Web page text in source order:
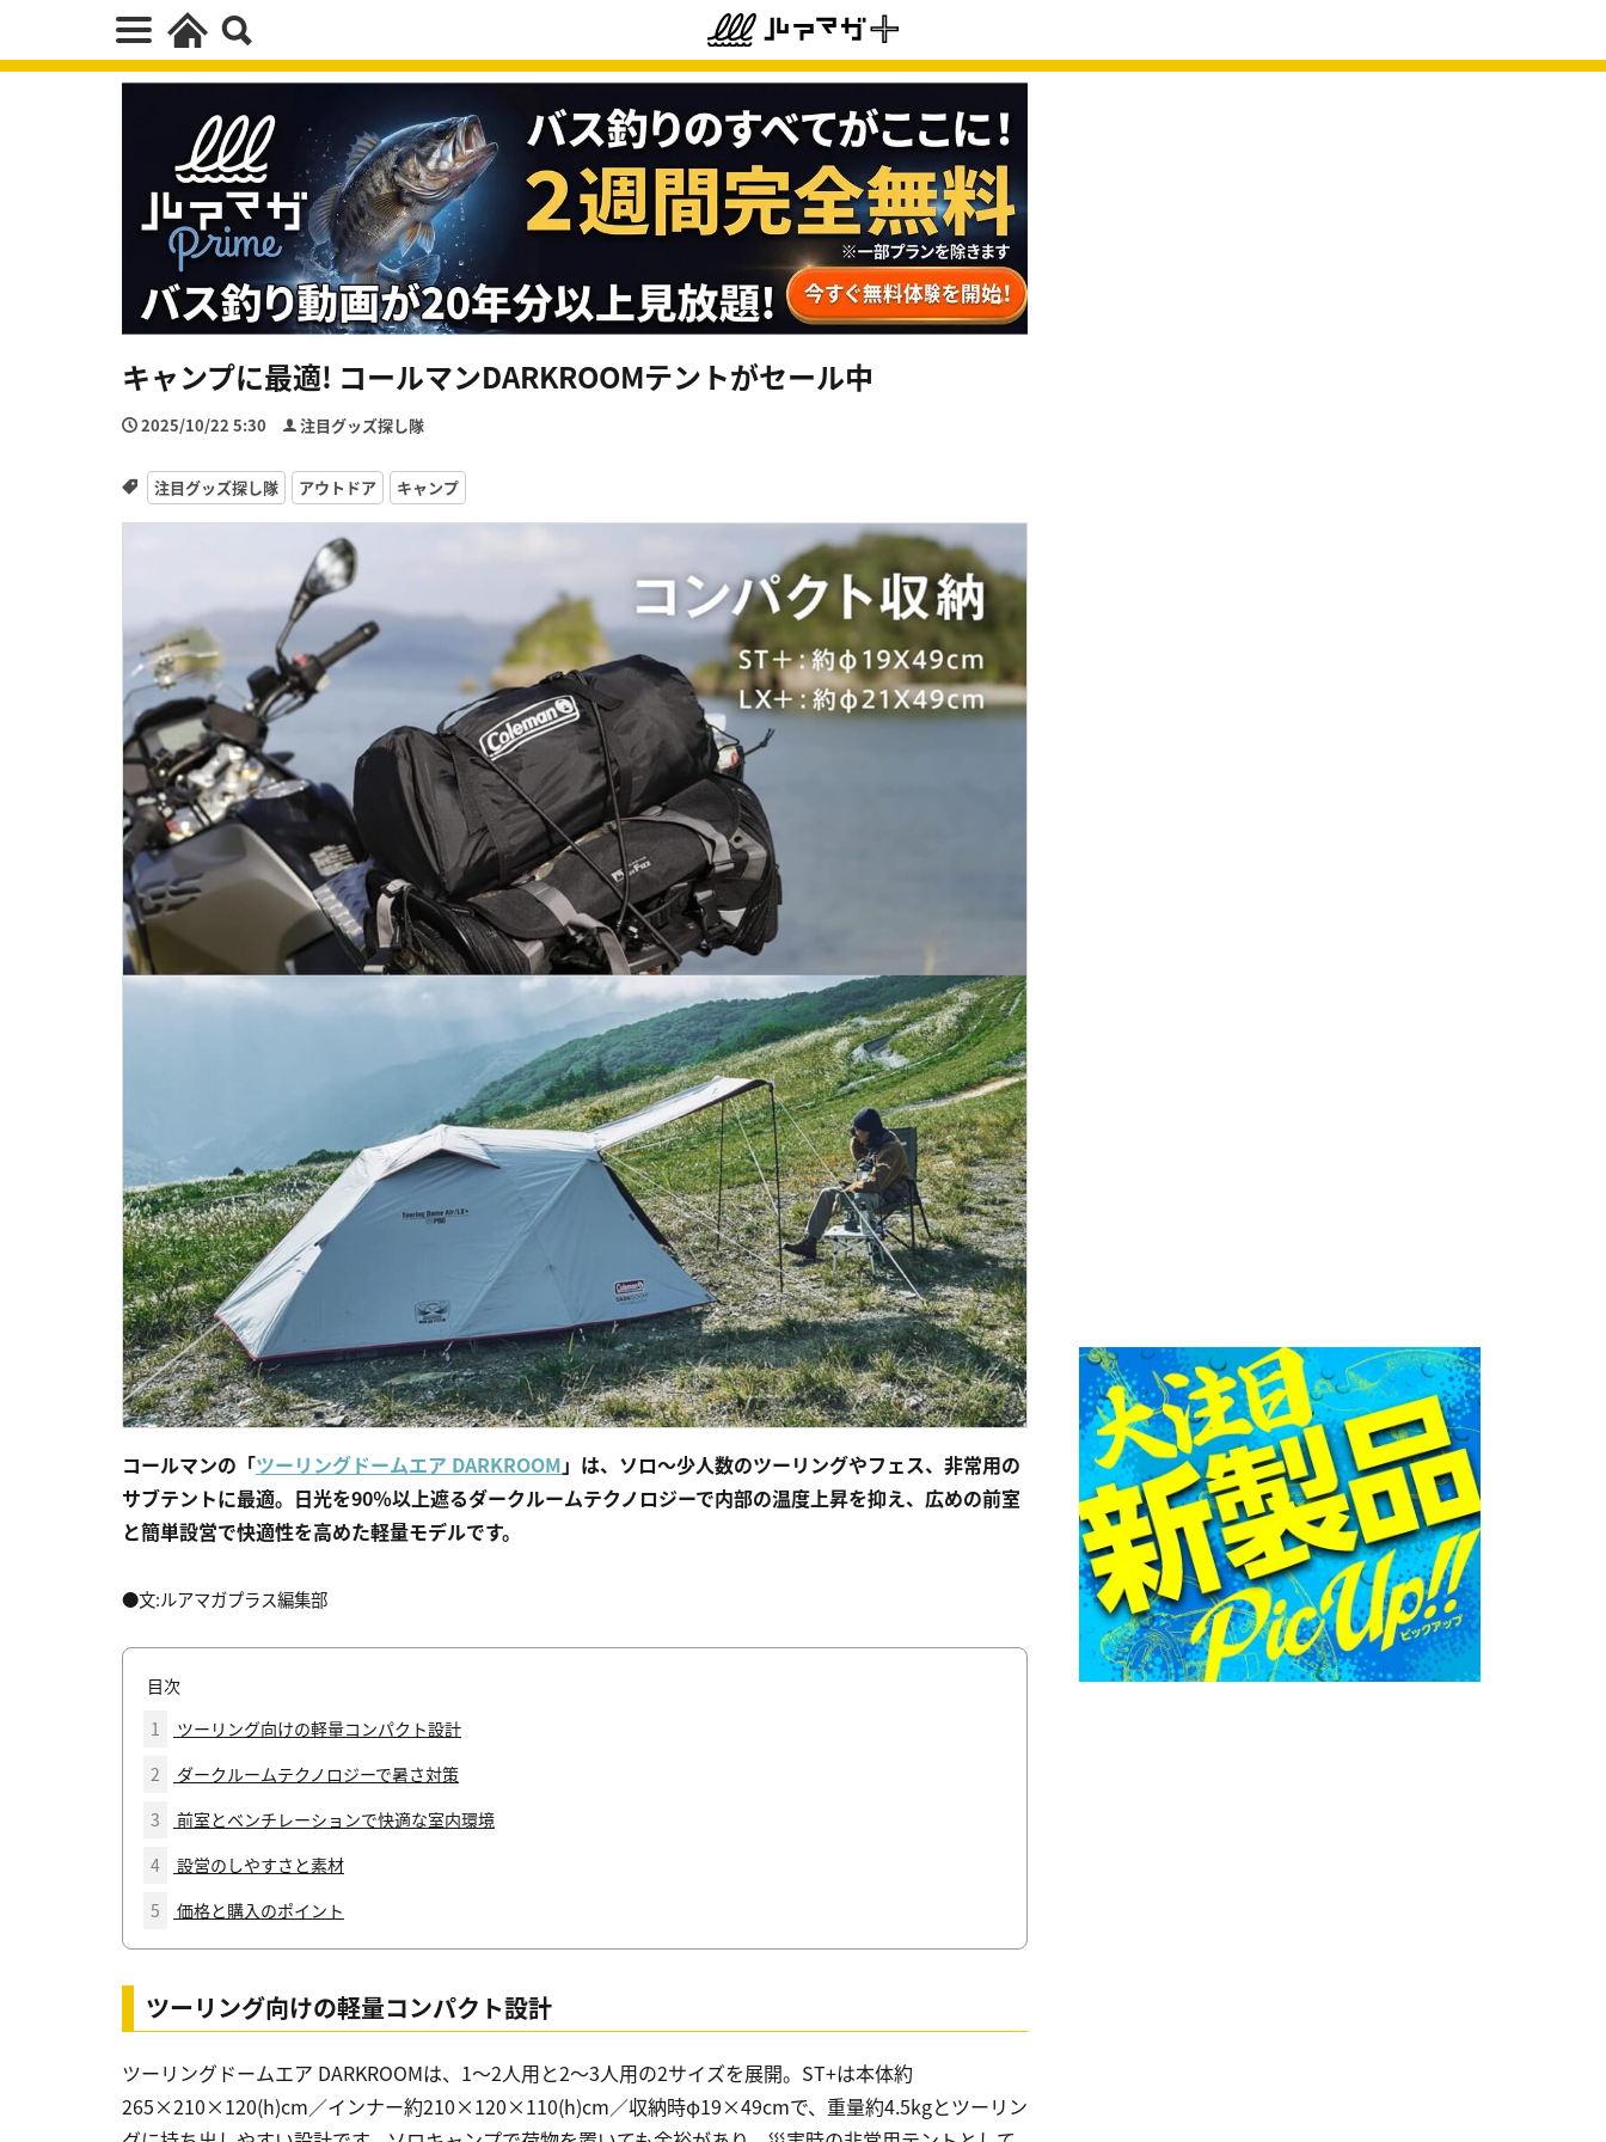
キャンプに最適! コールマンDARKROOMテントがセール中
2025/10/22 5:30 注目グッズ探し隊
注目グッズ探し隊 アウトドア キャンプ
コールマンの「ツーリングドームエア DARKROOM」は、ソロ～少人数のツーリングやフェス、非常用の
サブテントに最適。日光を90％以上遮るダークルームテクノロジーで内部の温度上昇を抑え、広めの前室
と簡単設営で快適性を高めた軽量モデルです。
●文:ルアマガプラス編集部
目次
1
ツーリング向けの軽量コンパクト設計
2
ダークルームテクノロジーで暑さ対策
3
前室とベンチレーションで快適な室内環境
4
設営のしやすさと素材
5
価格と購入のポイント
ツーリング向けの軽量コンパクト設計
ツーリングドームエア DARKROOMは、1〜2人用と2〜3人用の2サイズを展開。ST+は本体約
265×210×120(h)cm／インナー約210×120×110(h)cm／収納時φ19×49cmで、重量約4.5kgとツーリン